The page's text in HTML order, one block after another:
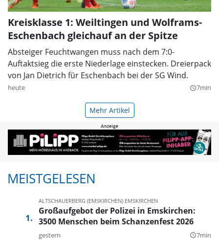
Kreisklasse 1: Weiltingen und Wolframs-
Eschenbach gleichauf an der Spitze
Absteiger Feuchtwangen muss nach dem 7:0-
Auftaktsieg die erste Niederlage einstecken. Dreierpack
von Jan Dietrich für Eschenbach bei der SG Wind.
heute query_builder7min
Mehr Artikel
MEISTGELESEN
ALTSCHAUERBERG (EMSKIRCHEN) EMSKIRCHEN
Großaufgebot der Polizei in Emskirchen:
3500 Menschen beim Schanzenfest 2026
gestern query_builder7min